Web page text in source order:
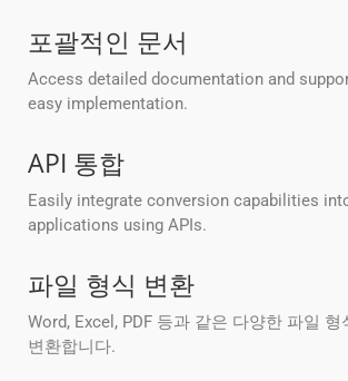
포괄적인 문서
Access detailed documentation and
easy implementation.
API 통합
Easily integrate conversion capabilities
applications using APIs.
파일 형식 변환
Word, Excel, PDF 등과 같은 다양한 파일
변환합니다.